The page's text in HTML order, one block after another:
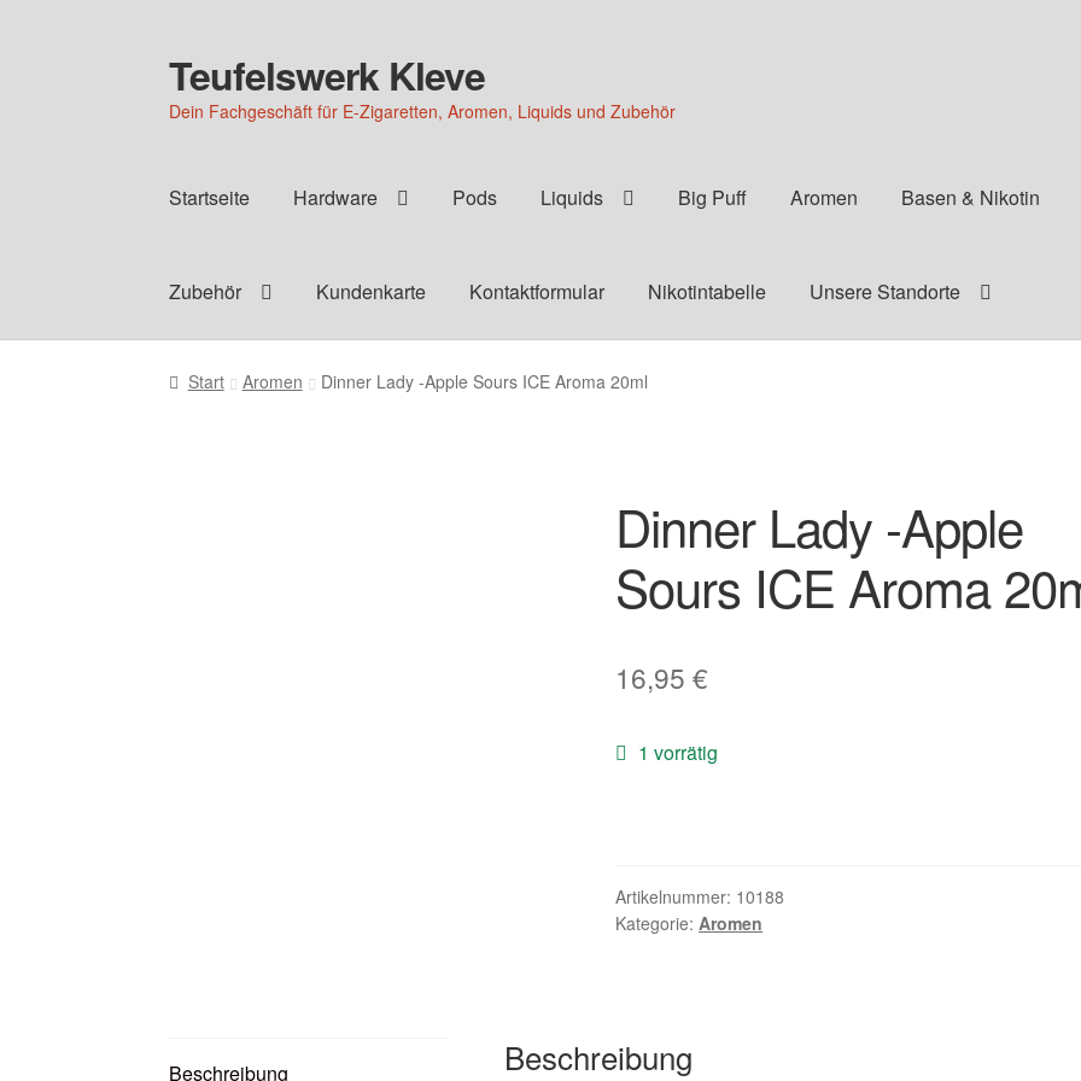
Zur
Navigation
springen
Zum
Inhalt
springen
Teufelswerk Kleve
Dein Fachgeschäft für E-Zigaretten, Aromen, Liquids und Zubehör
Startseite Hardware Pods Liquids Big Puff Aromen Basen & Nikotin
Zubehör Kundenkarte Kontaktformular Nikotintabelle Unsere Standorte
Start Aromen Dinner Lady -Apple Sours ICE Aroma 20ml
Dinner Lady -Apple
Sours ICE Aroma
16,95€
1 vorrätig
Artikelnummer: 10188
Kategorie:Aromen
Beschreibung Beschreibung